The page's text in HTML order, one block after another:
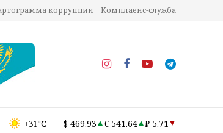
коррупции Комплаенс-служба
+31°C $ 469.93 € 541.64 ₽ 5.71